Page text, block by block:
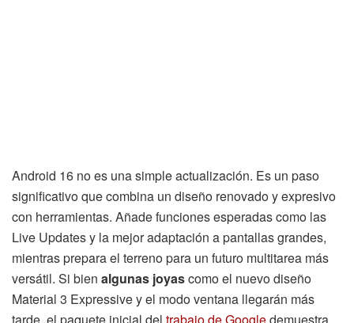
Android 16 no es una simple actualización. Es un paso
significativo que combina un diseño renovado y expresivo
con herramientas. Añade funciones esperadas como las
Live Updates y la mejor adaptación a pantallas grandes,
mientras prepara el terreno para un futuro multitarea más
versátil. Si bien algunas joyascomo el nuevo diseño
Material 3 Expressive y el modo ventana llegarán más
tarde, el paquete inicial del trabajo de Googledemuestra